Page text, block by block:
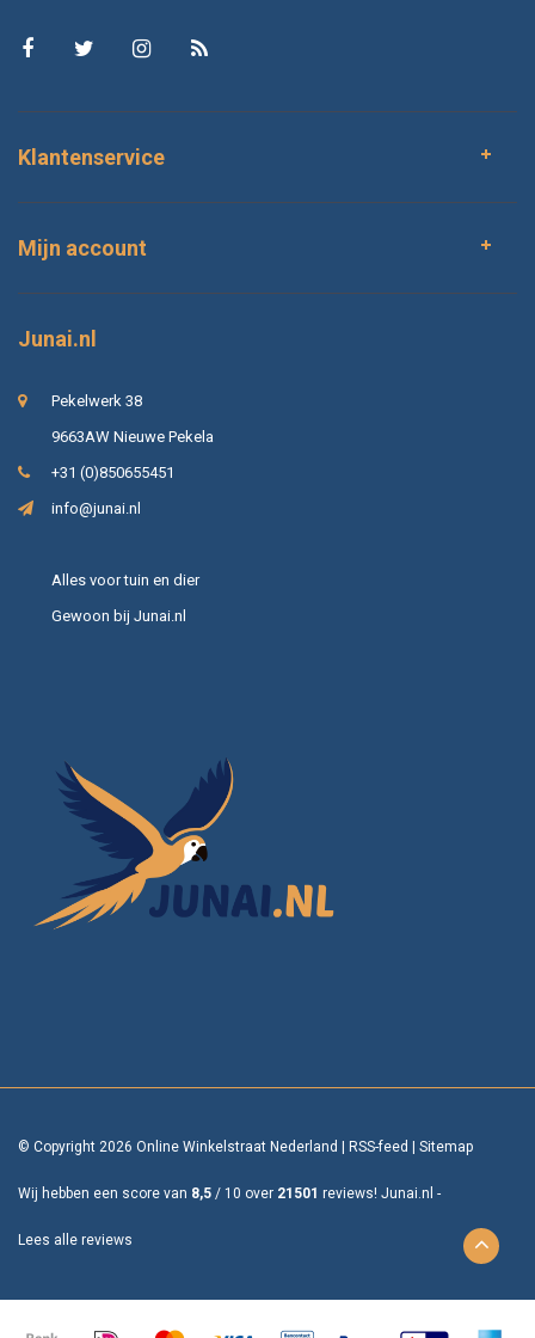
Klantenservice
Mijn account
Junai.nl
Pekelwerk 38
9663AW Nieuwe Pekela
+31 (0)850655451
info@junai.nl
Alles voor tuin en dier
Gewoon bij Junai.nl
© Copyright 2026 Online Winkelstraat Nederland RSS-feed Sitemap
Wij hebben een score van 8,5 / 10 over 21501 reviews! Junai.nl -
Lees alle reviews